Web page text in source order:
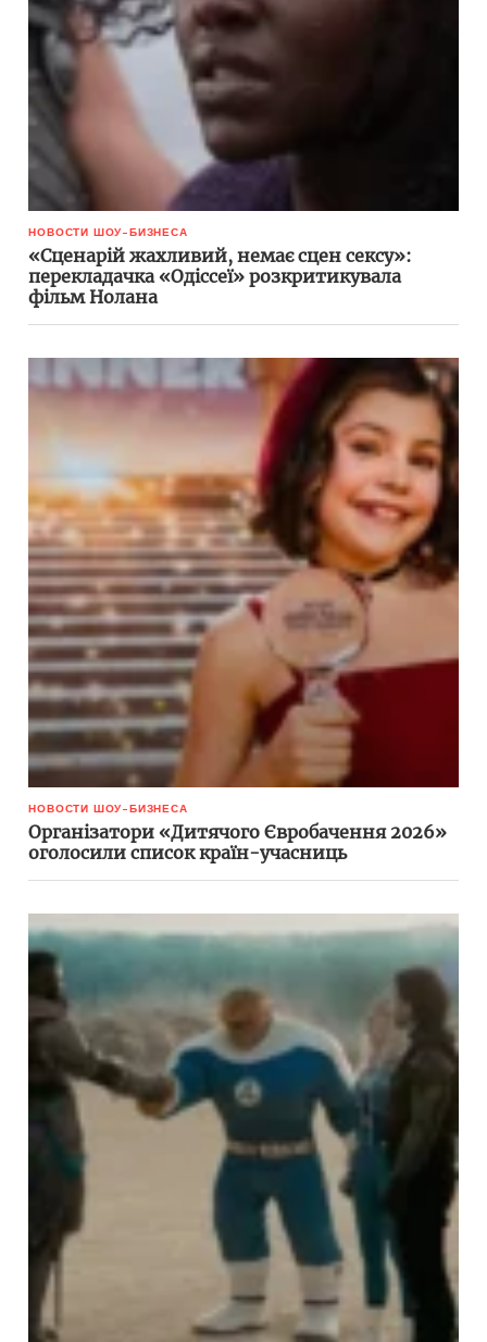
НОВОСТИ ШОУ-БИЗНЕСА
«Сценарій жахливий, немає сцен сексу»:
перекладачка «Одіссеї» розкритикувала
фільм Нолана
НОВОСТИ ШОУ-БИЗНЕСА
Організатори «Дитячого Євробачення 2026»
оголосили список країн-учасниць